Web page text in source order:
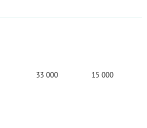
33 000 15 000